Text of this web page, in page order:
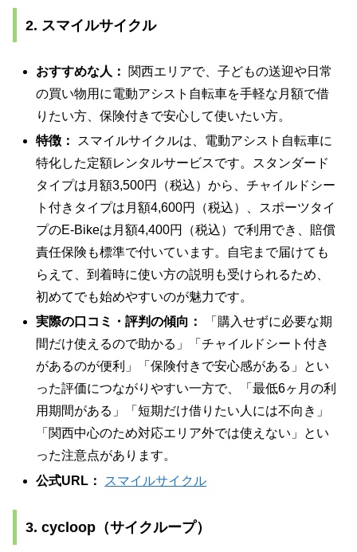
2. スマイルサイクル
おすすめな人：
関西エリアで、子どもの送迎や日常
の買い物用に電動アシスト自転車を手軽な月額で借
りたい方、保険付きで安心して使いたい方。
特徴：
スマイルサイクルは、電動アシスト自転車に
特化した定額レンタルサービスです。スタンダード
タイプは月額3,500円（税込）から、チャイルドシー
ト付きタイプは月額4,600円（税込）、スポーツタイ
プのE-Bikeは月額4,400円（税込）で利用でき、賠償
責任保険も標準で付いています。自宅まで届けても
らえて、到着時に使い方の説明も受けられるため、
初めてでも始めやすいのが魅力です。
実際の口コミ・評判の傾向：
「購入せずに必要な期
間だけ使えるので助かる」「チャイルドシート付き
があるのが便利」「保険付きで安心感がある」とい
った評価につながりやすい一方で、「最低6ヶ月の利
用期間がある」「短期だけ借りたい人には不向き」
「関西中心のため対応エリア外では使えない」とい
った注意点があります。
公式URL：
スマイルサイクル
3. cycloop（サイクループ）